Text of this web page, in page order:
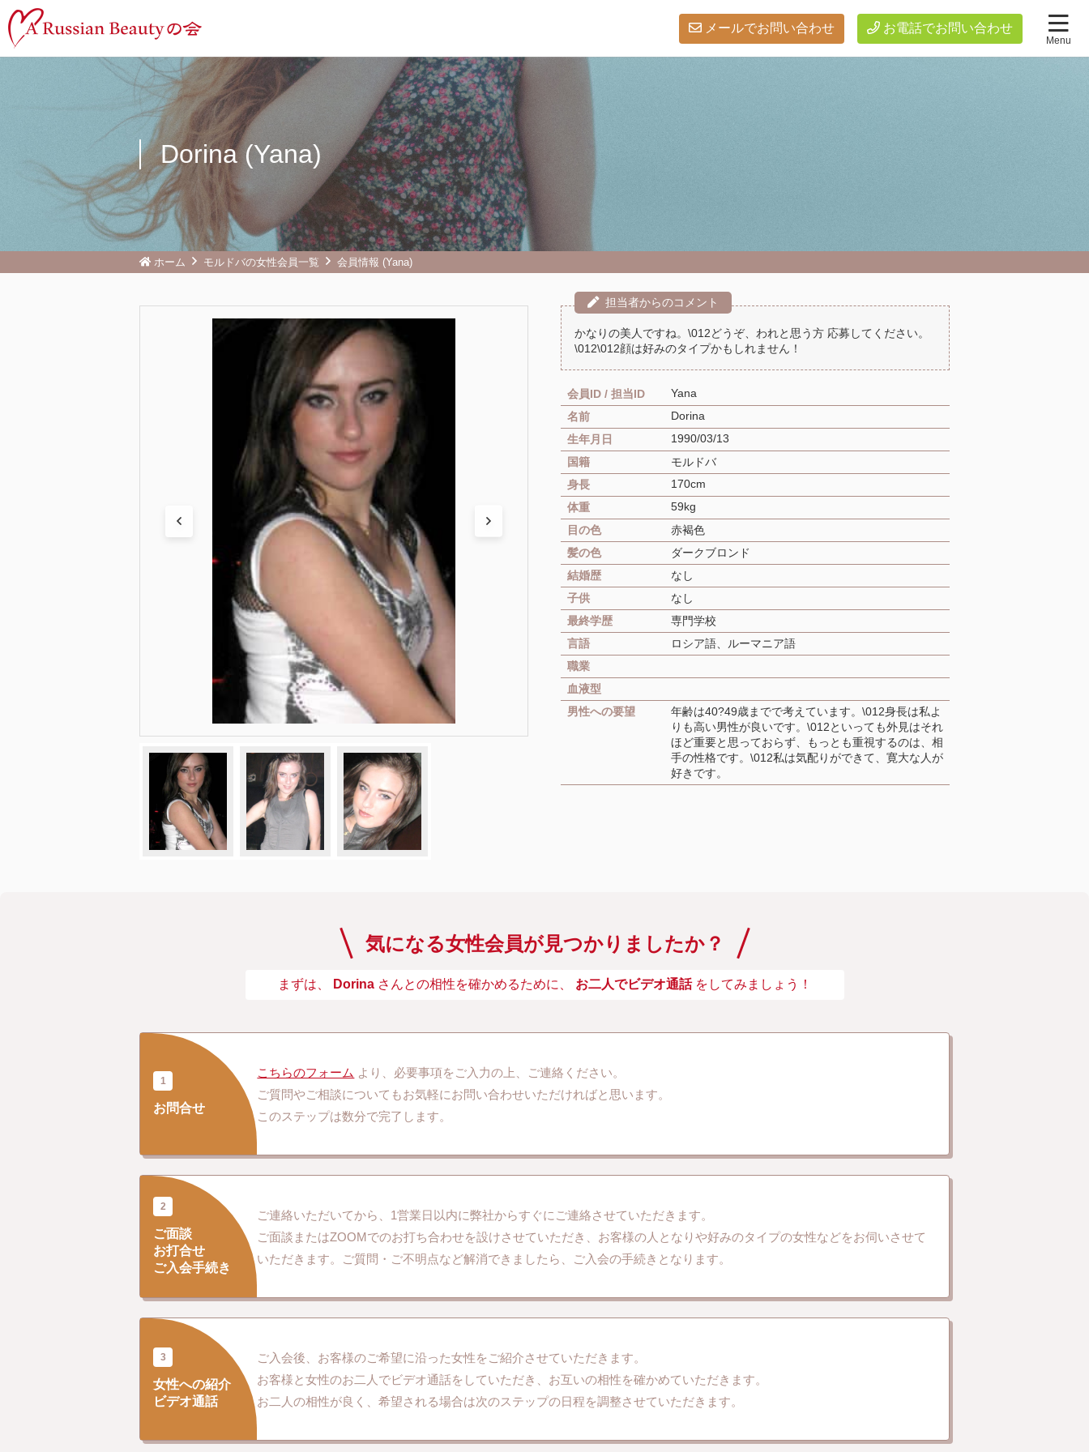
メールでお問い合わせ お電話でお問い合わせ
Dorina (Yana)
ホーム モルドバの女性会員一覧 会員情報 (Yana)
担当者からのコメント
かなりの美人ですね。\012どうぞ、われと思う方 応募してください。
\012\012顔は好みのタイプかもしれません！
会員ID / 担当ID
Yana
名前
Dorina
生年月日
1990/03/13
国籍
モルドバ
身長
170cm
体重
59kg
目の色
赤褐色
髪の色
ダークブロンド
結婚歴
なし
子供
なし
最終学歴
専門学校
言語
ロシア語、ルーマニア語
職業
血液型
男性への要望
年齢は40?49歳までで考えています。\012身長は私よ
りも高い男性が良いです。\012といっても外見はそれ
ほど重要と思っておらず、もっとも重視するのは、相
手の性格です。\012私は気配りができて、寛大な人が
好きです。
気になる女性会員が見つかりましたか？
まずは、 Dorina さんとの相性を確かめるために、 お二人でビデオ通話 をしてみましょう！
1
お問合せ
こちらのフォーム より、必要事項をご入力の上、ご連絡ください。
ご質問やご相談についてもお気軽にお問い合わせいただければと思います。
このステップは数分で完了します。
2
ご面談
お打合せ
ご入会手続き
ご連絡いただいてから、1営業日以内に弊社からすぐにご連絡させていただきます。
ご面談またはZOOMでのお打ち合わせを設けさせていただき、お客様の人となりや好みのタイプの女性などをお伺いさせて
いただきます。ご質問・ご不明点など解消できましたら、ご入会の手続きとなります。
3
女性への紹介
ビデオ通話
ご入会後、お客様のご希望に沿った女性をご紹介させていただきます。
お客様と女性のお二人でビデオ通話をしていただき、お互いの相性を確かめていただきます。
お二人の相性が良く、希望される場合は次のステップの日程を調整させていただきます。